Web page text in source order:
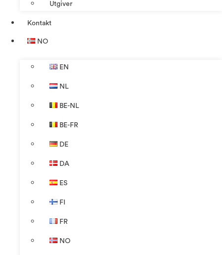
Utgiver
Kontakt
NO
EN
NL
BE-NL
BE-FR
DE
DA
ES
FI
FR
NO